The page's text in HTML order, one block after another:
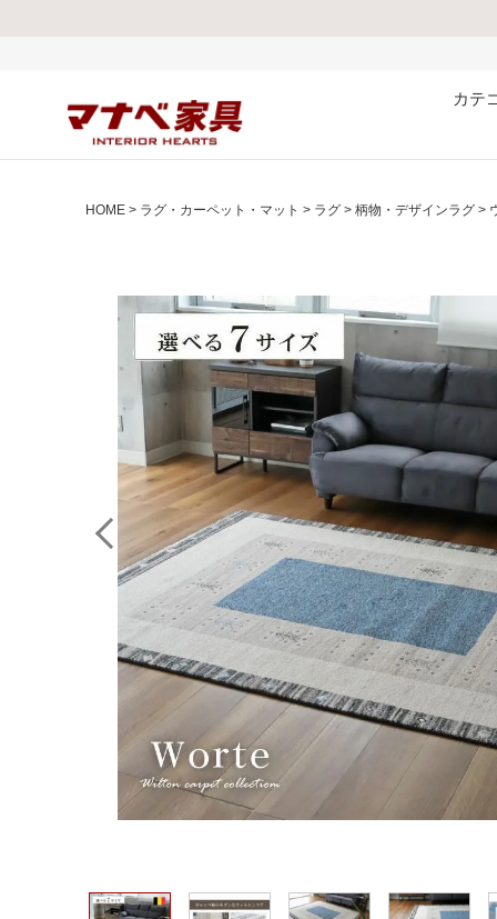
カテ
HOME ラグ・カーペット・マット ラグ 柄物・デザインラグ